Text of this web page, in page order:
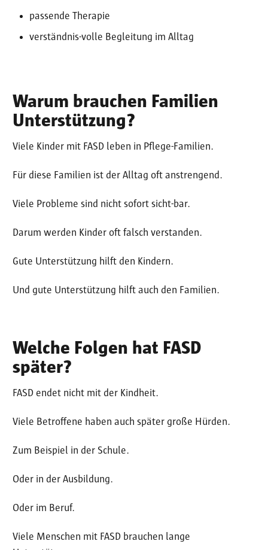
passende Therapie
verständnis-volle Begleitung im Alltag
Warum brauchen Familien
Unterstützung?
Viele Kinder mit FASD leben in Pflege-Familien.
Für diese Familien ist der Alltag oft anstrengend.
Viele Probleme sind nicht sofort sicht-bar.
Darum werden Kinder oft falsch verstanden.
Gute Unterstützung hilft den Kindern.
Und gute Unterstützung hilft auch den Familien.
Welche Folgen hat FASD
später?
FASD endet nicht mit der Kindheit.
Viele Betroffene haben auch später große Hürden.
Zum Beispiel in der Schule.
Oder in der Ausbildung.
Oder im Beruf.
Viele Menschen mit FASD brauchen lange